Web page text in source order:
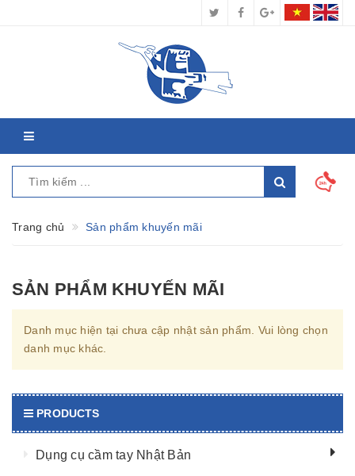
Trang chủ Sản phẩm khuyến mãi
SẢN PHẨM KHUYẾN MÃI
Danh mục hiện tại chưa cập nhật sản phẩm. Vui lòng chọn
danh mục khác.
PRODUCTS
Dụng cụ cầm tay Nhật Bản